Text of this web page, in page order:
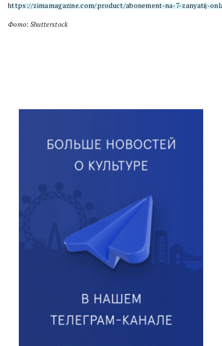
https://zimamagazine.com/product/abonement-na-7-zanyatij-
Фото: Shutterstock